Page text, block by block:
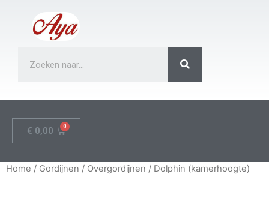
€ 0,00
Home / Gordijnen / Overgordijnen / Dolphin (kamerhoogte)